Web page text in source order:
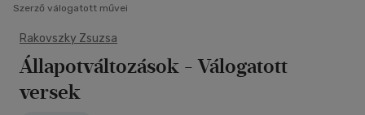
Szerző válogatott művei
Rakovszky Zsuzsa
Állapotváltozások - Válogatott
versek